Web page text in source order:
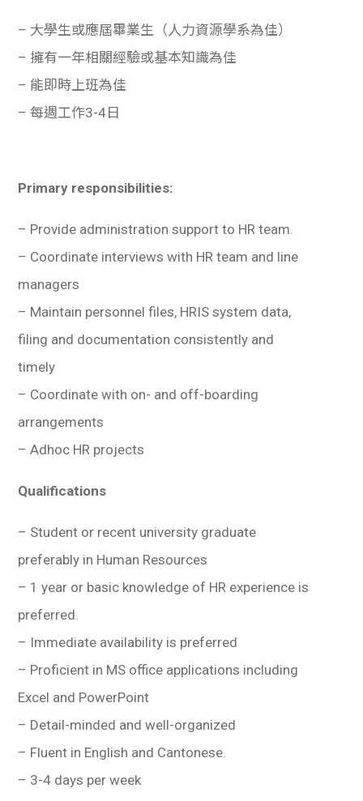
– 大學生或應屆畢業生（人力資源學系為佳）
– 擁有一年相關經驗或基本知識為佳
– 能即時上班為佳
– 每週工作3-4日
Primary responsibilities:
– Provide administration support to HR team.
– Coordinate interviews with HR team and line
managers
– Maintain personnel files, HRIS system data,
filing and documentation consistently and
timely
– Coordinate with on- and off-boarding
arrangements
– Adhoc HR projects
Qualifications
– Student or recent university graduate
preferably in Human Resources
– 1 year or basic knowledge of HR experience is
preferred.
– Immediate availability is preferred
– Proficient in MS office applications including
Excel and PowerPoint
– Detail-minded and well-organized
– Fluent in English and Cantonese.
– 3-4 days per week